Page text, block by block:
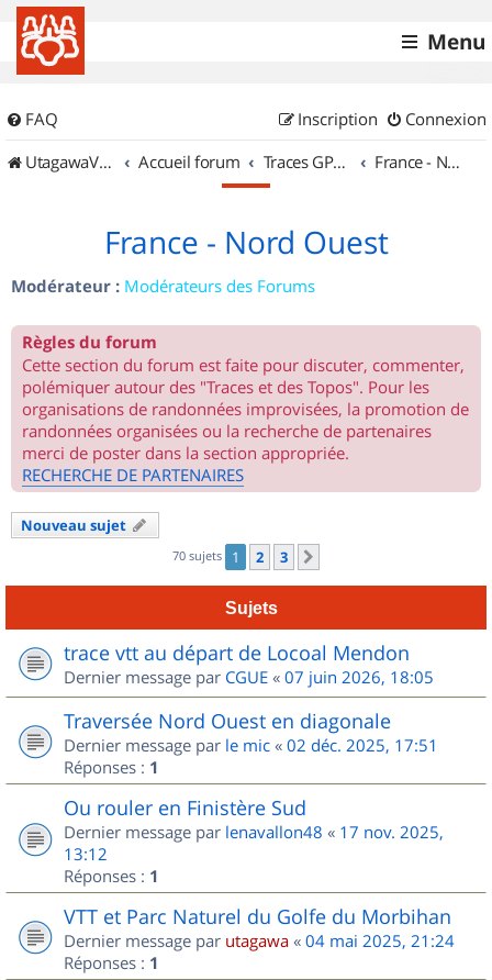
Menu
FAQ Connexion
Inscription
UtagawaVTT (Randos VTT et VTTAE avec traces GPS)
Accueil forum Traces GPS de randos VTT France - Nord Ouest
France - Nord Ouest
Modérateur : Modérateurs des Forums
Règles du forum
Cette section du forum est faite pour discuter, commenter,
polémiquer autour des "Traces et des Topos". Pour les
organisations de randonnées improvisées, la promotion de
randonnées organisées ou la recherche de partenaires
merci de poster dans la section appropriée.
RECHERCHE DE PARTENAIRES
Nouveau sujet
70 sujets 1 2 3
Sujets
trace vtt au départ de Locoal Mendon
Dernier message par CGUE « 07 juin 2026, 18:05
Traversée Nord Ouest en diagonale
Dernier message par le mic « 02 déc. 2025, 17:51
Réponses : 1
Ou rouler en Finistère Sud
Dernier message par lenavallon48 « 17 nov. 2025,
13:12
Réponses : 1
VTT et Parc Naturel du Golfe du Morbihan
Dernier message par utagawa « 04 mai 2025, 21:24
Réponses : 1